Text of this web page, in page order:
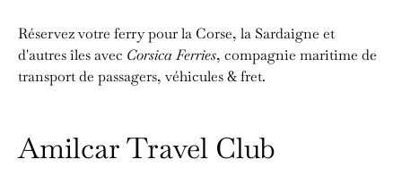
Réservez votre ferry pour la Corse, la Sardaigne et
d'autres îles avec Corsica Ferries, compagnie maritime de
transport de passagers, véhicules & fret.
Amilcar Travel Club